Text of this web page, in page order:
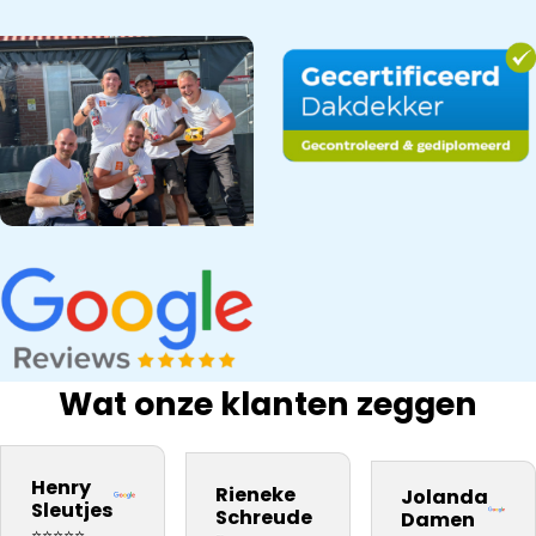
Wat onze klanten zeggen
Henry
Sleutjes
bedrijf na onze
daarom aan
iedereen
Snel gewerkt.
kwaliteit.
Vooral dat
Rieneke
Schreude
materiaal.
vakmannen
inspectie,
gebeld, die
Jolanda
Damen